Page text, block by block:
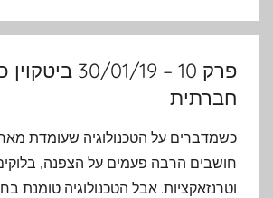
פרק 10 – 30/01/
חברתית
כשמדברים על הטכנולוגיה שעומדת
חושבים הרבה פעמים על הצפנה,
וטרנזאקציות. אבל הטכנולוגיה טומנת